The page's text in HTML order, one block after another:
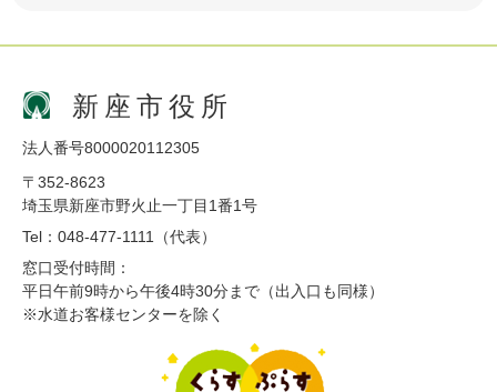
新座市役所
法人番号8000020112305
〒352-8623
埼玉県新座市野火止一丁目1番1号
Tel：048-477-1111（代表）
窓口受付時間：
平日午前9時から午後4時30分まで（出入口も同様）
※水道お客様センターを除く